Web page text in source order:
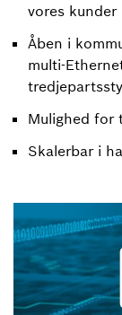
vores kunder
Åben i
multi-
Mulighed for
Skalerbar i